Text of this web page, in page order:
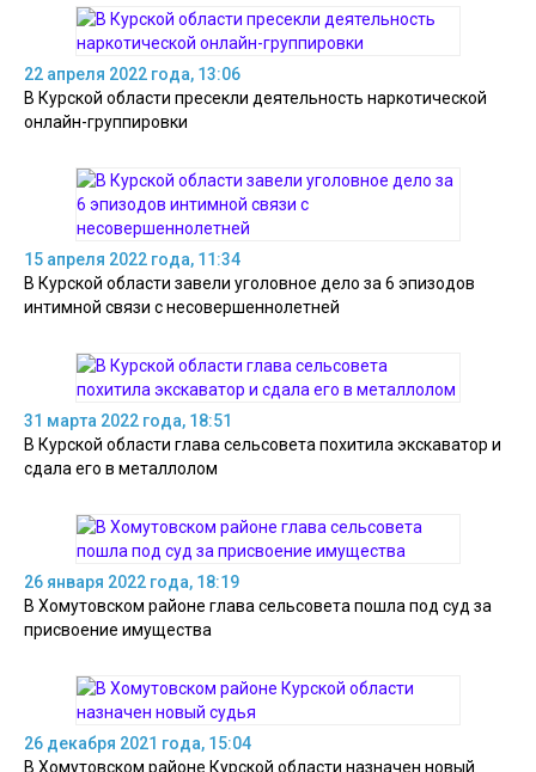
22 апреля 2022 года, 13:06
В Курской области пресекли деятельность наркотической
онлайн-группировки
15 апреля 2022 года, 11:34
В Курской области завели уголовное дело за 6 эпизодов
интимной связи с несовершеннолетней
31 марта 2022 года, 18:51
В Курской области глава сельсовета похитила экскаватор и
сдала его в металлолом
26 января 2022 года, 18:19
В Хомутовском районе глава сельсовета пошла под суд за
присвоение имущества
26 декабря 2021 года, 15:04
В Хомутовском районе Курской области назначен новый